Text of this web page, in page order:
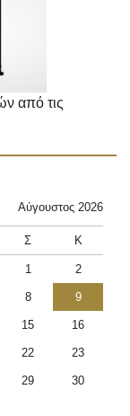
από τις
Αύγουστος 2026
Σ Κ
1 2
8 9
15 16
22 23
29 30